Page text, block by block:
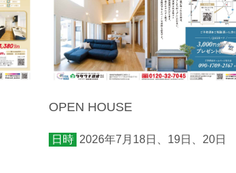
OPEN HOUSE
日時 2026年7月18日、19日、20日